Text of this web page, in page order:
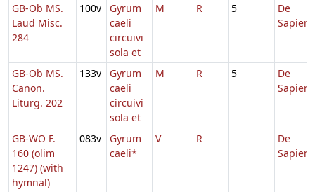
GB-Ob MS.
Laud Misc.
284
100v
Gyrum
caeli
circuivi
sola et
M R 5
De
GB-Ob MS.
Canon.
Liturg. 202
133v
Gyrum
caeli
circuivi
sola et
M R 5
De
GB-WO F.
160 (olim
1247) (with
hymnal)
083v
Gyrum
caeli*
V R
De